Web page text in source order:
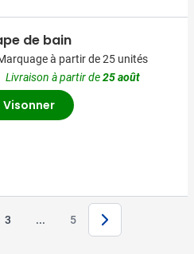
de bain
à partir de 25 unités
Livraison à partir de25 août
Visonner
la page
Page
3 Jump forward
... Page
5 Suivant